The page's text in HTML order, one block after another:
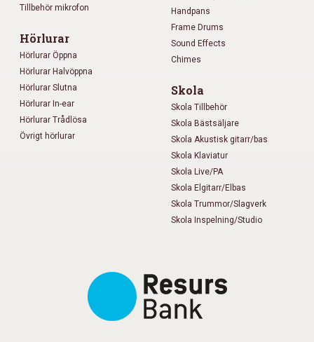
Tillbehör mikrofon
Hörlurar
Hörlurar Öppna
Hörlurar Halvöppna
Hörlurar Slutna
Hörlurar In-ear
Hörlurar Trådlösa
Övrigt hörlurar
Handpans
Frame Drums
Sound Effects
Chimes
Skola
Skola Tillbehör
Skola Bästsäljare
Skola Akustisk gitarr/bas
Skola Klaviatur
Skola Live/PA
Skola Elgitarr/Elbas
Skola Trummor/Slagverk
Skola Inspelning/Studio